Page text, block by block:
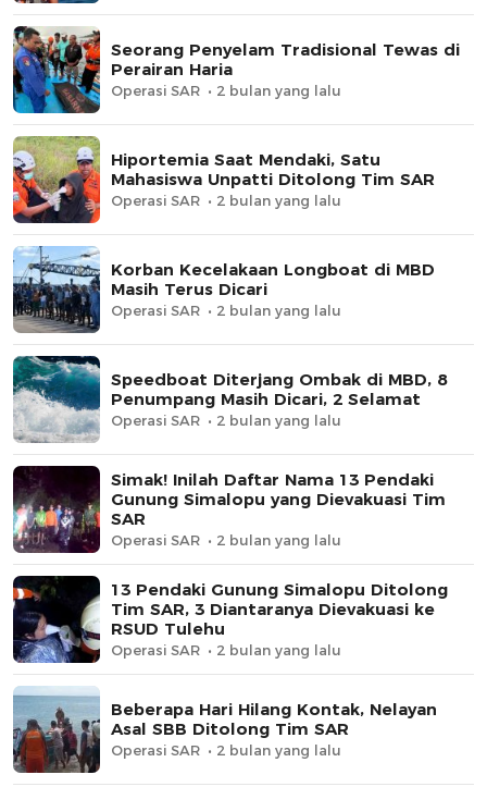
Seorang Penyelam Tradisional Tewas di
Perairan Haria
Operasi SAR 2 bulan yang lalu
Hiportemia Saat Mendaki, Satu
Mahasiswa Unpatti Ditolong Tim SAR
Operasi SAR 2 bulan yang lalu
Korban Kecelakaan Longboat di MBD
Masih Terus Dicari
Operasi SAR 2 bulan yang lalu
Speedboat Diterjang Ombak di MBD, 8
Penumpang Masih Dicari, 2 Selamat
Operasi SAR 2 bulan yang lalu
Simak! Inilah Daftar Nama 13 Pendaki
Gunung Simalopu yang Dievakuasi Tim
SAR
Operasi SAR 2 bulan yang lalu
13 Pendaki Gunung Simalopu Ditolong
Tim SAR, 3 Diantaranya Dievakuasi ke
RSUD Tulehu
Operasi SAR 2 bulan yang lalu
Beberapa Hari Hilang Kontak, Nelayan
Asal SBB Ditolong Tim SAR
Operasi SAR 2 bulan yang lalu